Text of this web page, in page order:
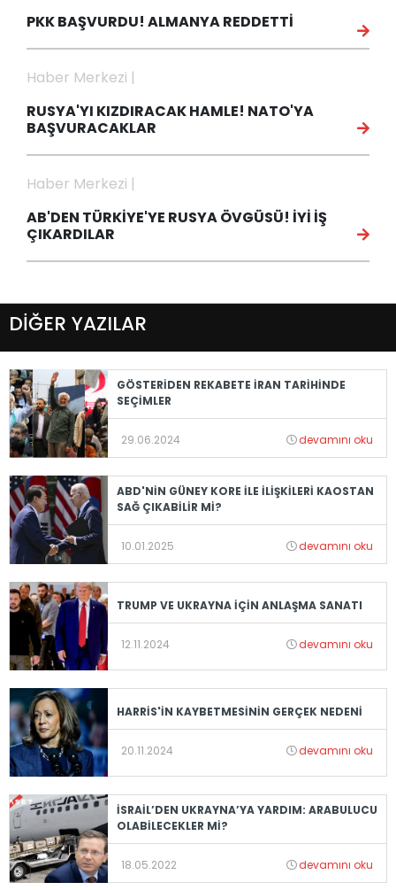
PKK BAŞVURDU! ALMANYA REDDETTİ
Haber Merkezi |
RUSYA'YI KIZDIRACAK HAMLE! NATO'YA
BAŞVURACAKLAR
Haber Merkezi |
AB'DEN TÜRKİYE'YE RUSYA ÖVGÜSÜ! İYİ İŞ
ÇIKARDILAR
DİĞER YAZILAR
GÖSTERİDEN REKABETE İRAN TARİHİNDE
SEÇİMLER
29.06.2024 devamını oku
ABD'NİN GÜNEY KORE İLE İLİŞKİLERİ KAOSTAN
SAĞ ÇIKABİLİR Mİ?
10.01.2025 devamını oku
TRUMP VE UKRAYNA İÇİN ANLAŞMA SANATI
12.11.2024 devamını oku
HARRİS'İN KAYBETMESİNİN GERÇEK NEDENİ
20.11.2024 devamını oku
İSRAİL’DEN UKRAYNA’YA YARDIM: ARABULUCU
OLABİLECEKLER Mİ?
18.05.2022 devamını oku